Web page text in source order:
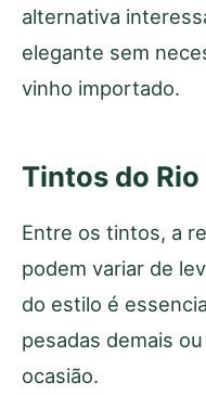
alternativa
elegante sem
vinho importado.
Tintos do
Entre os tintos, a
podem variar de
do estilo é
pesadas demais
ocasião.